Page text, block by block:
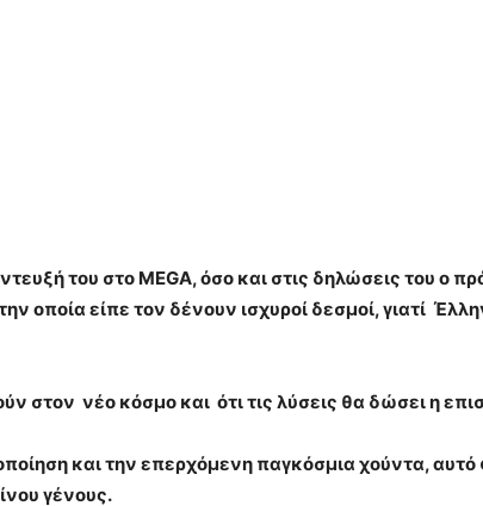
του στο MEGA, όσο και στις δηλώσεις του ο
οποία είπε τον δένουν ισχυροί δεσμοί, γιατί
στον νέο κόσμο και ότι τις λύσεις θα δώσει η
και την επερχόμενη παγκόσμια χούντα,
γένους.